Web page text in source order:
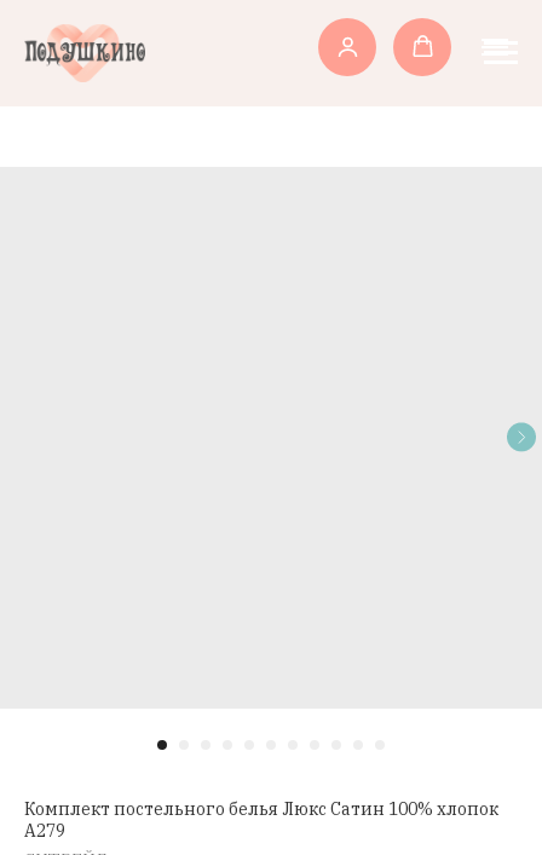
Комплект постельного белья Люкс Сатин 100% хлопок
A279